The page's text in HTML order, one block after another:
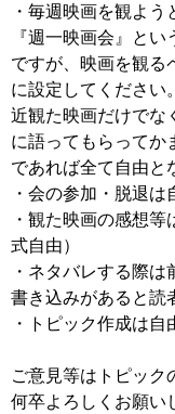
・毎週映画を観よ
『週一映画会』と
ですが、映画を観る
に設定してください
近観た映画だけでな
に語ってもらってか
であれば全て自由と
・会の参加・脱退は
・観た映画の感想
式自由）
・ネタバレする際は
書き込みがあると読
・トピック作成は自
ご意見等はトピック
何卒よろしくお願い